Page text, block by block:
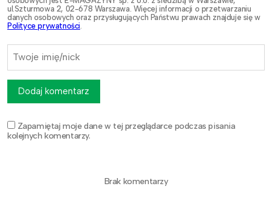
ul.Szturmowa 2, 02-678 Warszawa. Więcej informacji o przetwarzaniu
danych osobowych oraz przysługujących Państwu prawach znajduje się w
Polityce prywatności
Zapamiętaj moje dane w tej przeglądarce podczas pisania
kolejnych komentarzy.
Dodaj komentarz
Brak komentarzy